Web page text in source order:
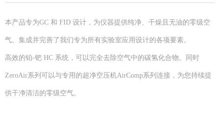
本产品专为GC 和 FID 设计，为仪器提供纯净、干燥且无油的零级空
气。集成并完善了我们专为所有实验室应用设计的各项要素。
高效的铂-钯 HC 系统，可以完全去除空气中的碳氢化合物。同时
ZeroAir系列可以与专用的超净空压机AirComp系列连接，为您持续提
供干净清洁的零级空气。